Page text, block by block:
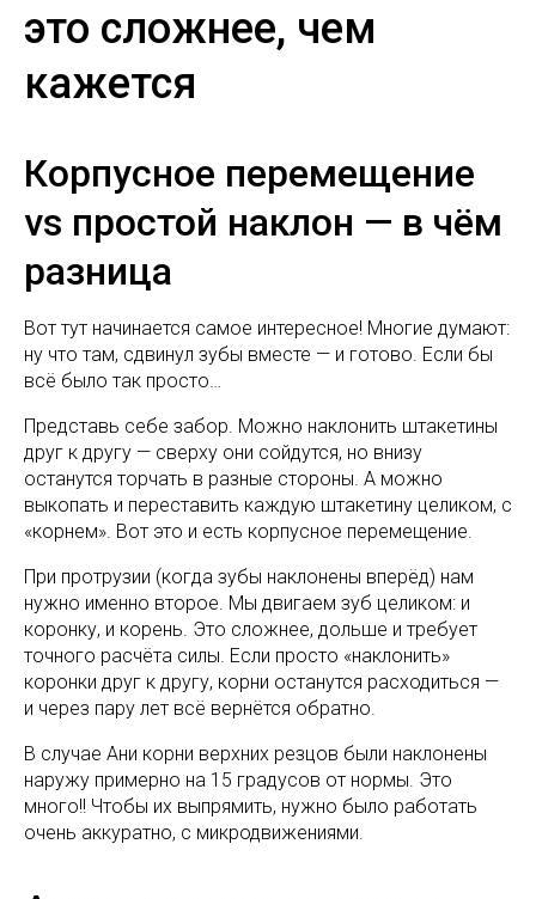
это сложнее, чем
кажется
Корпусное перемещение
vs простой наклон — в чём
разница
Вот тут начинается самое интересное! Многие думают:
ну что там, сдвинул зубы вместе — и готово. Если бы
всё было так просто…
Представь себе забор. Можно наклонить штакетины
друг к другу — сверху они сойдутся, но внизу
останутся торчать в разные стороны. А можно
выкопать и переставить каждую штакетину целиком, с
«корнем». Вот это и есть корпусное перемещение.
При протрузии (когда зубы наклонены вперёд) нам
нужно именно второе. Мы двигаем зуб целиком: и
коронку, и корень. Это сложнее, дольше и требует
точного расчёта силы. Если просто «наклонить»
коронки друг к другу, корни останутся расходиться —
и через пару лет всё вернётся обратно.
В случае Ани корни верхних резцов были наклонены
наружу примерно на 15 градусов от нормы. Это
много!! Чтобы их выпрямить, нужно было работать
очень аккуратно, с микродвижениями.